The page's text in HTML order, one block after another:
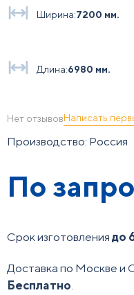
Ширина:7200 мм.
Длина:6980 мм.
Нет отзывовНаписать
Производство: Россия
По
Срок изготовления до
Доставка по Москве и
Бесплатно.